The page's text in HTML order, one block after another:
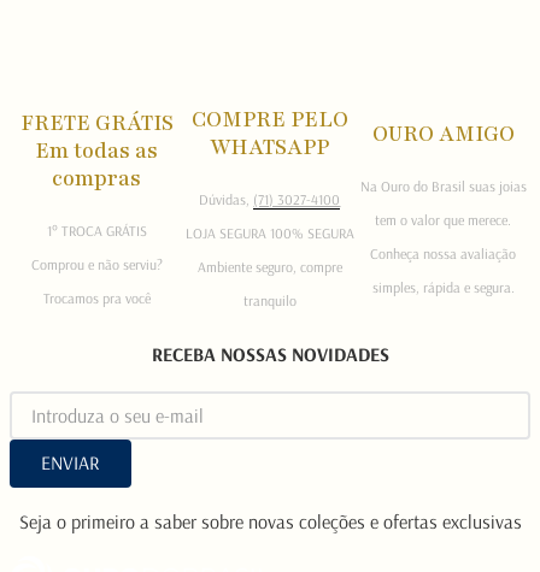
FRETE GRÁTIS
Em todas as
compras
1° TROCA GRÁTIS
Comprou e não serviu?
Trocamos pra você
COMPRE PELO
WHATSAPP
Dúvidas, (71) 3027-4100
LOJA SEGURA 100% SEGURA
Ambiente seguro, compre
tranquilo
OURO AMIGO
Na Ouro do Brasil suas joias
tem o valor que merece.
Conheça nossa avaliação
simples, rápida e segura.
RECEBA NOSSAS NOVIDADES
ENVIAR
Seja o primeiro a saber sobre novas coleções e ofertas exclusivas